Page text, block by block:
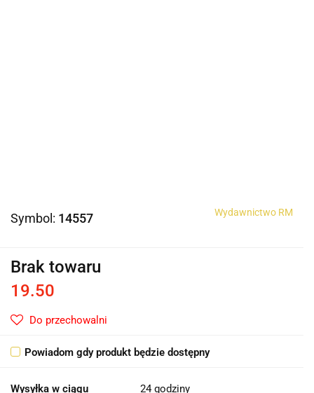
Symbol: 14557 Wydawnictwo RM
Brak towaru
19.50
Do przechowalni
Powiadom gdy produkt będzie dostępny
Wysyłka w ciągu 24 godziny